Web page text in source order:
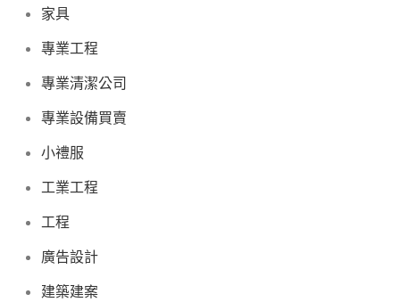
家具
專業工程
專業清潔公司
專業設備買賣
小禮服
工業工程
工程
廣告設計
建築建案